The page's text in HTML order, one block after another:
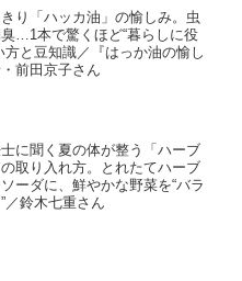
り「ハッカ油」の愉しみ。虫
…1本で驚くほど“暮らしに役
方と豆知識／『はっか油の愉し
前田京子さん
に聞く夏の体が整う「ハーブ
取り入れ方。とれたてハーブ
ーダに、鮮やかな野菜を“バラ
／鈴木七重さん